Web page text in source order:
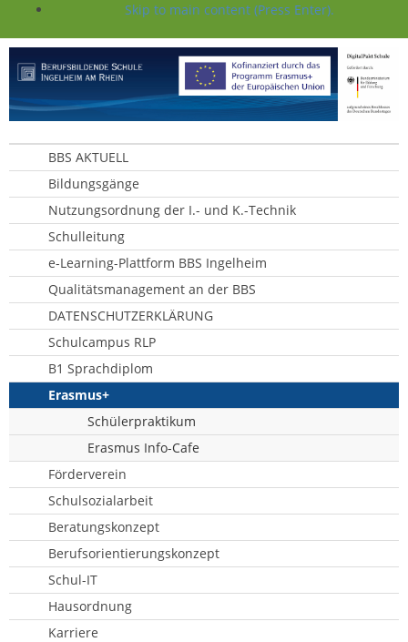
Skip to main content (Press Enter).
BBS AKTUELL
Bildungsgänge
Nutzungsordnung der I.- und K.-Technik
Schulleitung
e-Learning-Plattform BBS Ingelheim
Qualitätsmanagement an der BBS
DATENSCHUTZERKLÄRUNG
Schulcampus RLP
B1 Sprachdiplom
Erasmus+
Schülerpraktikum
Erasmus Info-Cafe
Förderverein
Schulsozialarbeit
Beratungskonzept
Berufsorientierungskonzept
Schul-IT
Hausordnung
Karriere